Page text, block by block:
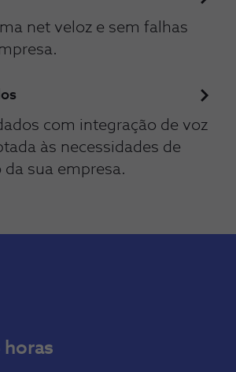
net veloz e sem falhas
com integração de voz
às necessidades de
da sua empresa.
horas